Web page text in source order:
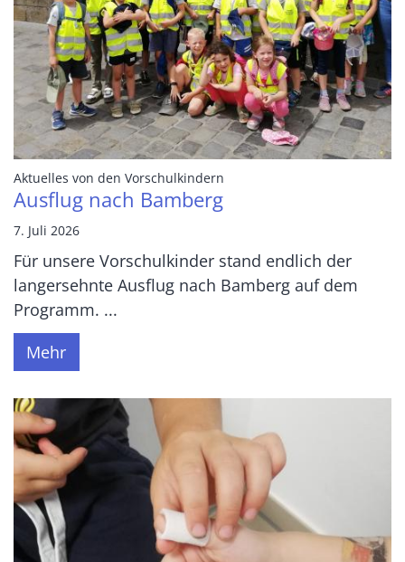
Aktuelles von den Vorschulkindern
Ausflug nach Bamberg
7. Juli 2026
Für unsere Vorschulkinder stand endlich der
langersehnte Ausflug nach Bamberg auf dem
Programm. ...
Mehr